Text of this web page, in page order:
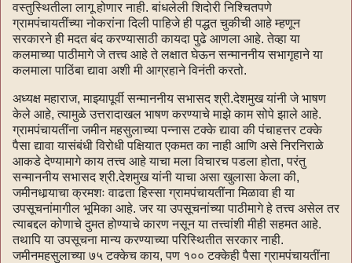
वस्तुस्थितीला लागू होणार नाही. बांधलेली शिदोरी निश्चितपणे
ग्रामपंचायतींच्या नोकरांना दिली पाहिजे ही पद्धत चुकीची आहे म्हणून
सरकारने ही मदत बंद करण्यासाठी कायदा पुढे आणला आहे. तेव्हा या
कलमाच्या पाठीमागे जे तत्त्व आहे ते लक्षात घेऊन सन्माननीय सभागृहाने या
कलमाला पाठिंबा द्यावा अशी मी आग्रहाने विनंती करतो.
अध्यक्ष महाराज, माझ्यापूर्वी सन्माननीय सभासद श्री.देशमुख यांनी जे भाषण
केले आहे, त्यामुळे उत्तरादाखल भाषण करण्याचे माझे काम सोपे झाले आहे.
ग्रामपंचायतींना जमीन महसुलाच्या पन्नास टक्के द्यावा की पंचाहत्तर टक्के
पैसा द्यावा यासंबंधी विरोधी पक्षियात एकमत का नाही आणि असे निरनिराळे
आकडे देण्यामागे काय तत्त्व आहे याचा मला विचारच पडला होता, परंतु
सन्माननीय सभासद श्री.देशमुख यांनी याचा असा खुलासा केला की,
जमीनधार्‍याचा क्रमशः वाढता हिस्सा ग्रामपंचायतींना मिळावा ही या
उपसूचनांमागील भूमिका आहे. जर या उपसूचनांच्या पाठीमागे हे तत्त्व असेल तर
त्याबद्दल कोणाचे दुमत होण्याचे कारण नसून या तत्त्वांशी मीही सहमत आहे.
तथापि या उपसूचना मान्य करण्याच्या परिस्थितीत सरकार नाही.
जमीनमहसुलाच्या ७५ टक्केच काय, पण १०० टक्केही पैसा ग्रामपंचायतींना